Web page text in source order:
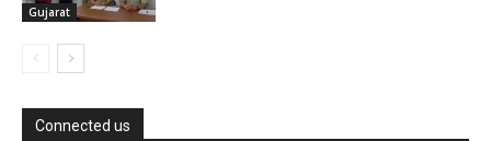
Gujarat
Connected us